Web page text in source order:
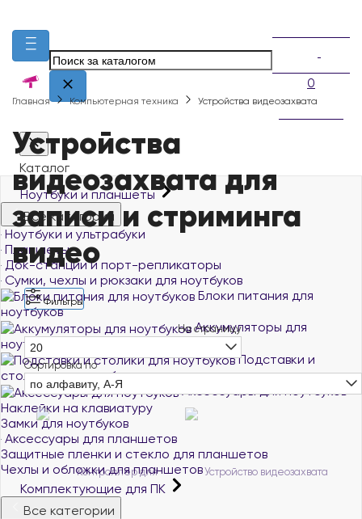
0
Каталог
Ноутбуки и планшеты
Все категории
Ноутбуки и ультрабуки
Планшеты
Док-станции и порт-репликаторы
Сумки, чехлы и рюкзаки для ноутбуков
Блоки питания для
ноутбуков
Аккумуляторы для
ноутбуков
Подставки и
столики для ноутбуков
Аксессуары для ноутбуков
Наклейки на клавиатуру
Замки для ноутбуков
Аксессуары для планшетов
Защитные пленки и стекло для планшетов
Чехлы и обложки для планшетов
Комплектующие для ПК
Все категории
Главная Компьютерная техника Устройства видеозахвата
Устройства
видеозахвата для
записи и стриминга
видео
Фильтры
На страницу
20
Сортировка по
по алфавиту, А-Я